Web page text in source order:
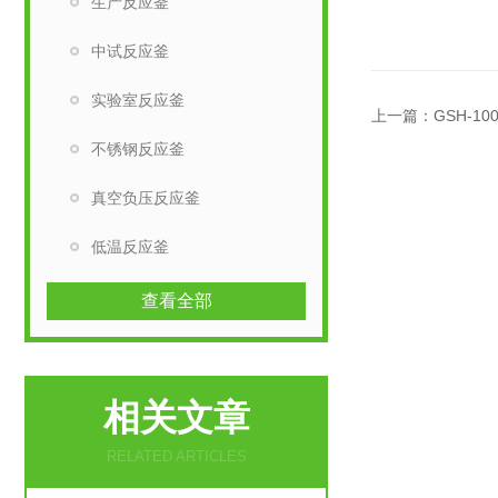
中试反应釜
实验室反应釜
不锈钢反应釜
真空负压反应釜
低温反应釜
查看全部
相关文章
RELATED ARTICLES
上一篇： GSH-